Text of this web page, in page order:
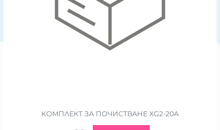
КОМПЛЕКТ ЗА ПОЧИСТВАНЕ XG2-20A